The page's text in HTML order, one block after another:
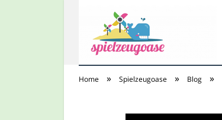
Home » Spielzeugoase » Blog »